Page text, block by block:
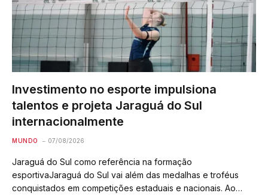
Investimento no esporte impulsiona
talentos e projeta Jaraguá do Sul
internacionalmente
MUNDO 07/08/2026
Jaraguá do Sul como referência na formação
esportivaJaraguá do Sul vai além das medalhas e troféus
conquistados em competições estaduais e nacionais. Ao